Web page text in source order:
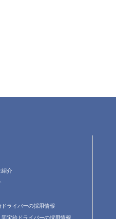
紹介
ドライバーの採用情報
固定給ドライバーの採用情報